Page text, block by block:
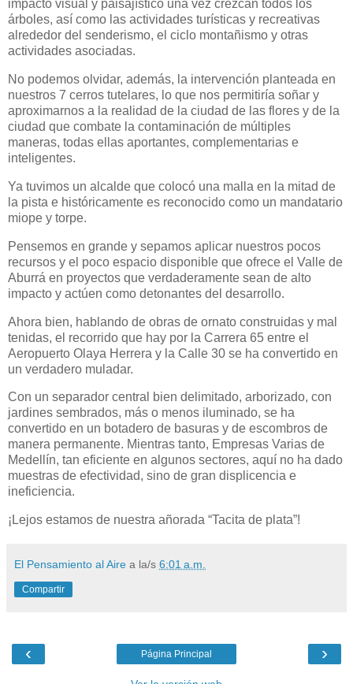
impacto visual y paisajístico una vez crezcan todos los
árboles, así como las actividades turísticas y recreativas
alrededor del senderismo, el ciclo montañismo y otras
actividades asociadas.
No podemos olvidar, además, la intervención planteada en
nuestros 7 cerros tutelares, lo que nos permitiría soñar y
aproximarnos a la realidad de la ciudad de las flores y de la
ciudad que combate la contaminación de múltiples
maneras, todas ellas aportantes, complementarias e
inteligentes.
Ya tuvimos un alcalde que colocó una malla en la mitad de
la pista e históricamente es reconocido como un mandatario
miope y torpe.
Pensemos en grande y sepamos aplicar nuestros pocos
recursos y el poco espacio disponible que ofrece el Valle de
Aburrá en proyectos que verdaderamente sean de alto
impacto y actúen como detonantes del desarrollo.
Ahora bien, hablando de obras de ornato construidas y mal
tenidas, el recorrido que hay por la Carrera 65 entre el
Aeropuerto Olaya Herrera y la Calle 30 se ha convertido en
un verdadero muladar.
Con un separador central bien delimitado, arborizado, con
jardines sembrados, más o menos iluminado, se ha
convertido en un botadero de basuras y de escombros de
manera permanente. Mientras tanto, Empresas Varias de
Medellín, tan eficiente en algunos sectores, aquí no ha dado
muestras de efectividad, sino de gran displicencia e
ineficiencia.
¡Lejos estamos de nuestra añorada “Tacita de plata”!
El Pensamiento al Aire a la/s 6:01 a.m.
Compartir
‹ ›
Página Principal